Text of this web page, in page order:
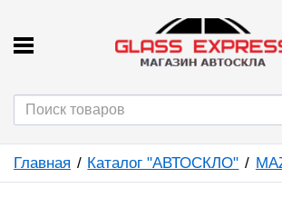
Главная Каталог "АВТОСКЛО"